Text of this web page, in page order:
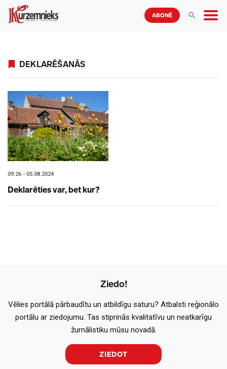
ABONĒ
DEKLARĒŠANĀS
09:26 - 05.08.2024
Deklarēties var, bet kur?
Ziedo!
Vēlies portālā pārbaudītu un atbildīgu saturu? Atbalsti reģionālo
portālu ar ziedojumu. Tas stiprinās kvalitatīvu un neatkarīgu
žurnālistiku mūsu novadā.
ZIEDOT